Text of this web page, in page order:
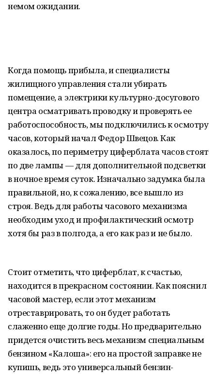
немом ожидании.
Когда помощь прибыла, и специалисты
жилищного управления стали убирать
помещение, а электрики культурно-досугового
центра осматривать проводку и проверять ее
работоспособность, мы подключились к осмотру
часов, который начал Федор Швецов. Как
оказалось, по периметру циферблата часов стоят
по две лампы — для дополнительной подсветки
в ночное время суток. Изначально задумка была
правильной, но, к сожалению, все вышло из
строя. Ведь для работы часового механизма
необходим уход и профилактический осмотр
хотя бы раз в полгода, а его как раз и не было.
Стоит отметить, что циферблат, к счастью,
находится в прекрасном состоянии. Как пояснил
часовой мастер, если этот механизм
отреставрировать, то он будет работать
слаженно еще долгие годы. Но предварительно
придется очистить весь механизм специальным
бензином «Калоша»: его на простой заправке не
купишь, ведь это универсальный бензин-